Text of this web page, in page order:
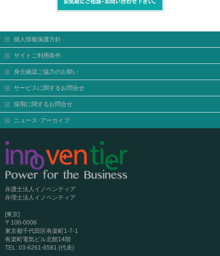
個人情報保護方針
サイトご利用条件
身元確認ご協力のお願い
サービスに関するお問合せ
採用に関するお問合せ
ニュース･アーカイブ
弁護士法人イノベンティア
弁理士法人イノベンティア
[東京]
〒100-0006
東京都千代田区有楽町1-7-1
有楽町電気ビル北館14階
TEL: 03-6261-6581 (代表)